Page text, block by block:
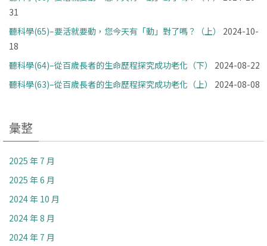
31
聽科學(65)–要活就要動，您今天有「動」對了嗎？（上）
2024-10-
18
聽科學(64)–從百歲長者的生命歷程探究成功老化（下）
2024-08-22
聽科學(63)–從百歲長者的生命歷程探究成功老化（上）
2024-08-08
彙整
2025 年 7 月
2025 年 6 月
2024 年 10 月
2024 年 8 月
2024 年 7 月